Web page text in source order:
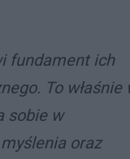
fundament ich
To właśnie
sobie w
oraz